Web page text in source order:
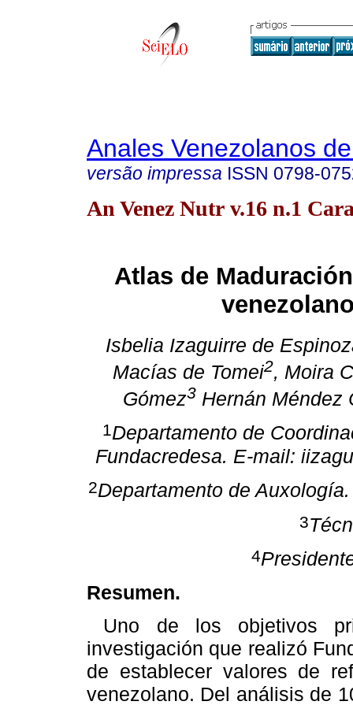
Anales Venezolanos
versão impressa ISSN 0798-
An Venez Nutr v.16 n.1
Atlas de
Isbelia Izaguirre de
Macías de Tomei2, Moira
Gómez3 Hernán Méndez
1Departamento de
Fundacredesa. E-mail:
2Departamento de
3
4
Resumen.
Uno de los objetivos
investigación que realizó
de establecer valores de
venezolano. Del análisis de